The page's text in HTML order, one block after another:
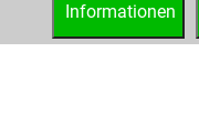
Informationen